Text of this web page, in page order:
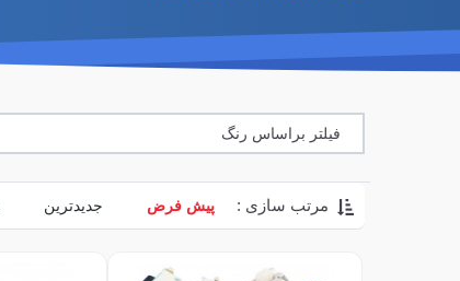
فیلتر براساس رنگ
مرتب سازی : پیش فرض جدیدترین